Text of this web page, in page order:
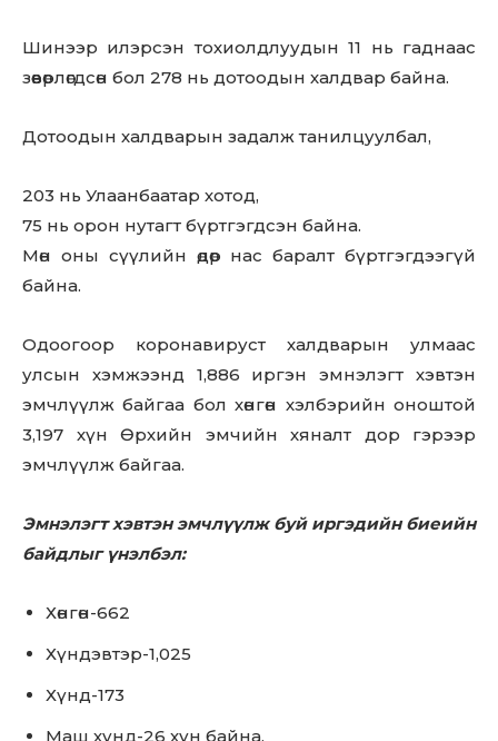
Шинээр илэрсэн тохиолдлуудын 11 нь гаднаас
зөөвөрлөгдсөн бол 278 нь дотоодын халдвар байна.
Дотоодын халдварын задалж танилцуулбал,
203 нь Улаанбаатар хотод,
75 нь орон нутагт бүртгэгдсэн байна.
Мөн оны сүүлийн өдөр нас бapaлт бүртгэгдээгүй
байна.
Одоогоор коронавируст халдварын улмаас
улсын хэмжээнд 1,886 иргэн эмнэлэгт хэвтэн
эмчлүүлж байгаа бол хөнгөн хэлбэрийн оноштой
3,197 хүн Өрхийн эмчийн хяналт дор гэрээр
эмчлүүлж байгаа.
Эмнэлэгт хэвтэн эмчлүүлж буй иргэдийн биеийн
байдлыг үнэлбэл:
Хөнгөн-662
Хүндэвтэр-1,025
Хүнд-173
Маш хүнд-26 хүн байна.